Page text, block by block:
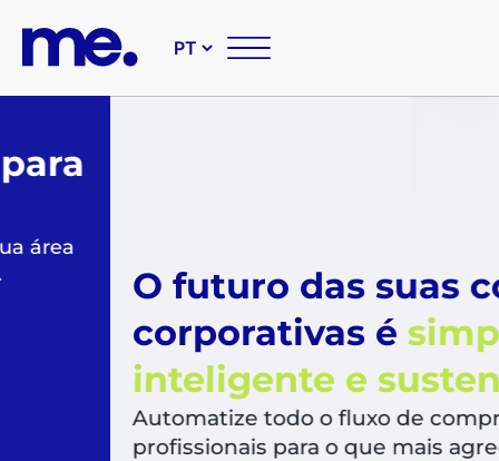
O futuro das suas
corporativas ésimples,
inteligente e sustentável
Automatize todo o fluxo de compras,
profissionais para o que mais agrega valor